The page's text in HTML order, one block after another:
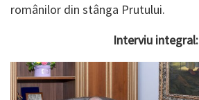
românilor din stânga Prutului.
Interviu integral: